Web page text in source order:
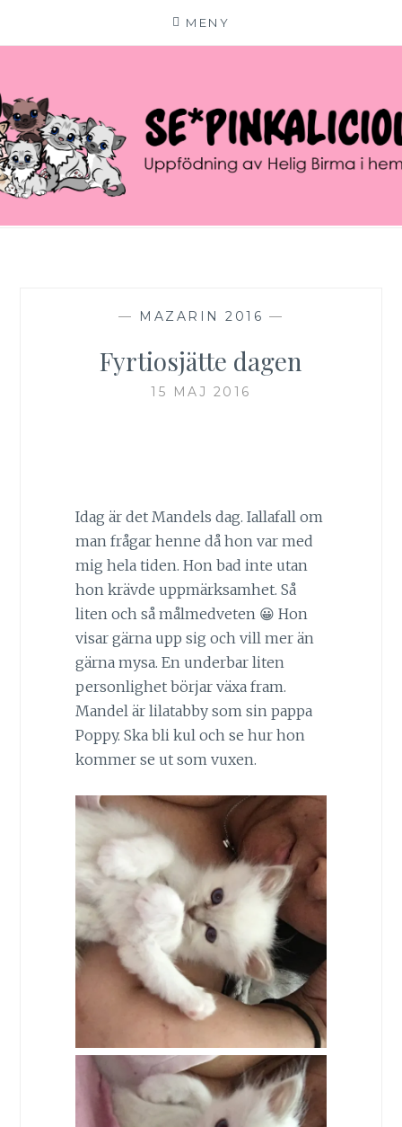
MENY
innehåll
SE*PINKALICIOUS
VÄLKOMMEN TILL VÅR LILLA KATTERIA!
— MAZARIN 2016 —
Fyrtiosjätte dagen
15 MAJ 2016
Idag är det Mandels dag. Iallafall om
man frågar henne då hon var med
mig hela tiden. Hon bad inte utan
hon krävde uppmärksamhet. Så
liten och så målmedveten 😀 Hon
visar gärna upp sig och vill mer än
gärna mysa. En underbar liten
personlighet börjar växa fram.
Mandel är lilatabby som sin pappa
Poppy. Ska bli kul och se hur hon
kommer se ut som vuxen.